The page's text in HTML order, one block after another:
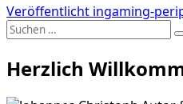
Veröffentlicht ingaming-
Suche
nach:
Herzlich